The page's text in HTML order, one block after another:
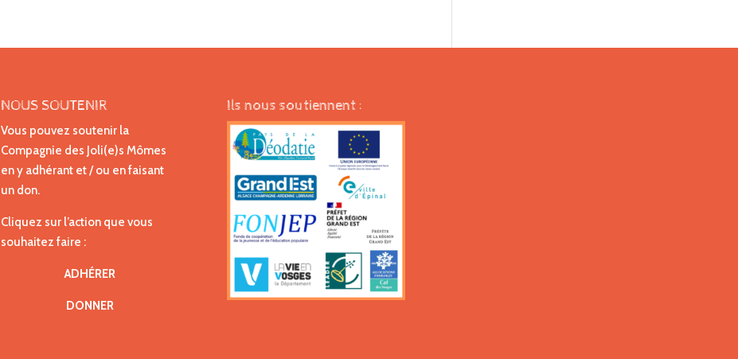
NOUS SOUTENIR
Vous pouvez soutenir la
Compagnie des Joli(e)s Mômes
en y adhérant et / ou en faisant
un don.
Cliquez sur l’action que vous
souhaitez faire :
ADHÉRER
DONNER
Ils nous soutiennent :